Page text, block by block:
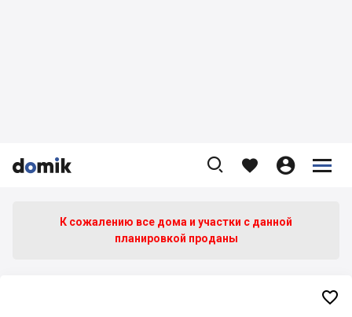


    


К сожалению все дома и участки c данной
планировкой проданы
